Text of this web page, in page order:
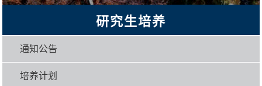
研究生培养
通知公告
培养计划